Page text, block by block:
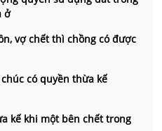
ở
vợ chết thì chồng có được
có quyền thừa kế
kế khi một bên chết trong